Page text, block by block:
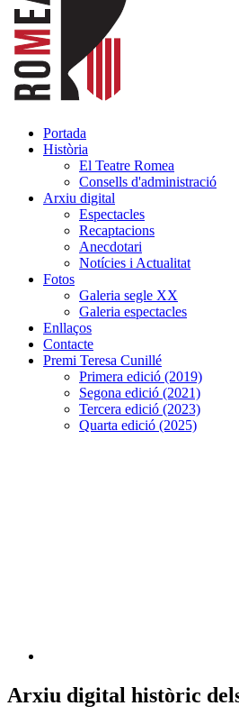
Portada
Història
El Teatre Romea
Consells d'administració
Arxiu digital
Espectacles
Recaptacions
Anecdotari
Notícies i Actualitat
Fotos
Galeria segle XX
Galeria espectacles
Enllaços
Contacte
Premi Teresa Cunillé
Primera edició (2019)
Segona edició (2021)
Tercera edició (2023)
Quarta edició (2025)
Arxiu digital històric